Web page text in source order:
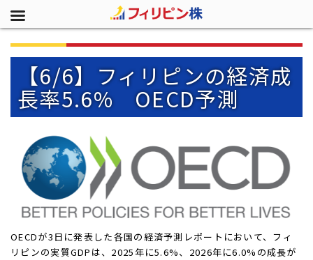
【6/6】フィリピンの経済成
長率5.6% OECD予測
OECDが3日に発表した各国の経済予測レポートにおいて、フィ
リピンの実質GDPは、2025年に5.6%、2026年に6.0%の成長が